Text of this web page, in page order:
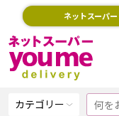
ネットスーパー
カテゴリー